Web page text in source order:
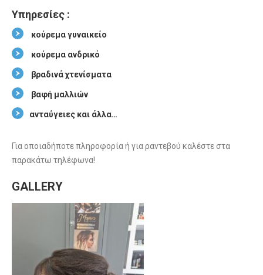
Υπηρεσίες :
κούρεμα γυναικείο
κούρεμα ανδρικό
βραδινά χτενίσματα
βαφή μαλλιών
ανταύγειες και άλλα…
Για οποιαδήποτε πληροφορία ή για ραντεβού καλέστε στα
παρακάτω τηλέφωνα!
GALLERY